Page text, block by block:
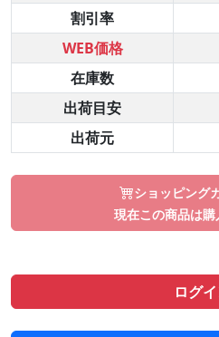
割引率
WEB価格
在庫数
出荷目安
出荷元
ショッピング
現在この商品は
ログ